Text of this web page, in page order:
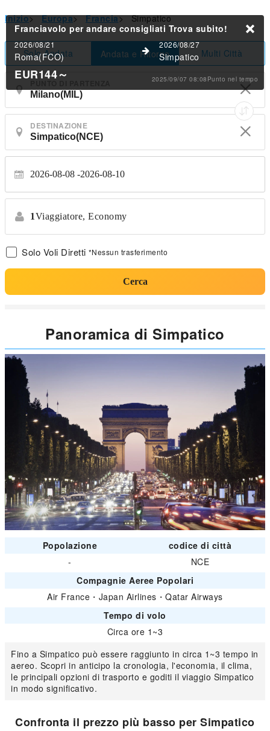
Inizio> Europa> Francia> Simpatico
Solo Andata Andata e Ritorno Multi Città
DESTINAZIONE
2026-08-08 2026-08-10
1Viaggiatore, Economy
Solo Voli Diretti *Nessun trasferimento
Cerca
Franciavolo per andare consigliati Trova subito!
2026/08/21
Roma(FCO)
2026/08/27
Simpatico
EUR144～ 2025/09/07 08:08Punto nel tempo
Panoramica di Simpatico
Popolazione
codice di città
-
NCE
Compagnie Aeree Popolari
Air France ・ Japan Airlines ・Qatar Airways
Tempo di volo
Circa ore 1~3
Fino a Simpatico può essere raggiunto in circa 1~3 tempo in
aereo. Scopri in anticipo la cronologia, l'economia, il clima,
le principali opzioni di trasporto e goditi il viaggio Simpatico
in modo significativo.
Confronta il prezzo più basso per Simpatico